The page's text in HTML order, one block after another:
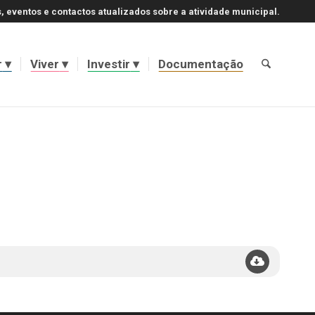
eventos e contactos atualizados sobre a atividade municipal.
Viver Investir Documentação